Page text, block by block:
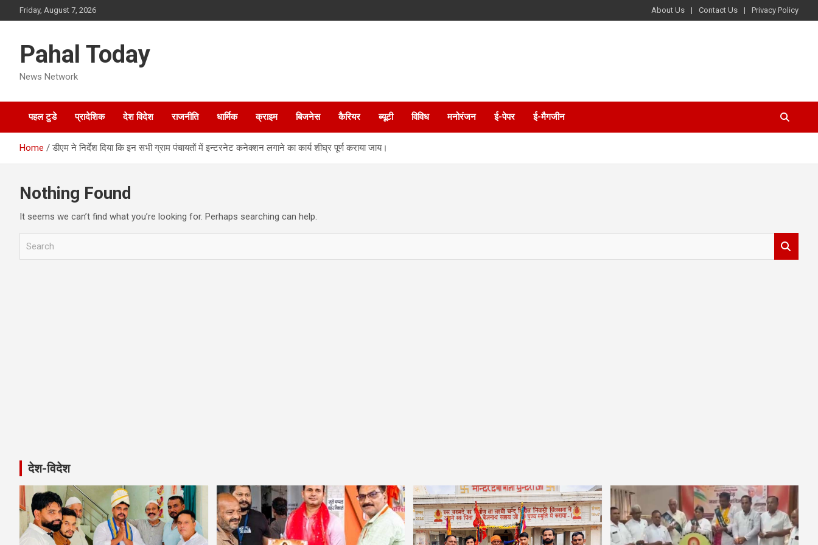
to
Friday, August 7, 2026 About Us Contact Us Privacy Policy
Pahal Today
News Network
पहल टुडे प्रादेशिक देश विदेश राजनीति धार्मिक क्राइम बिजनेस कैरियर ब्यूटी विविध मनोरंजन ई-पेपर ई-मैगजीन
Home डीएम ने निर्देश दिया कि इन सभी ग्राम पंचायतों में इन्टरनेट कनेक्शन लगाने का कार्य शीघ्र पूर्ण कराया जाय।
Nothing Found
It seems we can’t find what you’re looking for. Perhaps searching can help.
देश-विदेश